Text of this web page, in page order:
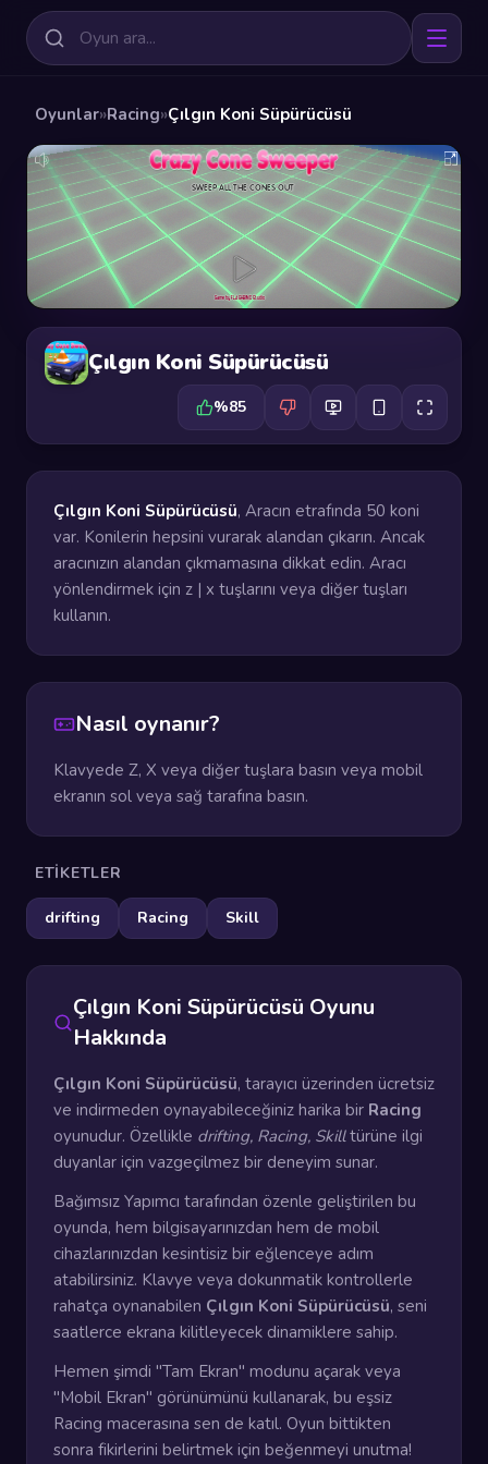
Oyunlar»Racing»Çılgın Koni Süpürücüsü
Çılgın Koni Süpürücüsü
%85
Çılgın Koni Süpürücüsü, Aracın etrafında 50 koni
var. Konilerin hepsini vurarak alandan çıkarın. Ancak
aracınızın alandan çıkmamasına dikkat edin. Aracı
yönlendirmek için z | x tuşlarını veya diğer tuşları
kullanın.
Nasıl oynanır?
Klavyede Z, X veya diğer tuşlara basın veya mobil
ekranın sol veya sağ tarafına basın.
ETIKETLER
drifting Racing Skill
Çılgın Koni Süpürücüsü Oyunu
Hakkında
Çılgın Koni Süpürücüsü, tarayıcı üzerinden ücretsiz
ve indirmeden oynayabileceğiniz harika bir Racing
oyunudur. Özellikle drifting, Racing, Skilltürüne ilgi
duyanlar için vazgeçilmez bir deneyim sunar.
Bağımsız Yapımcı tarafından özenle geliştirilen bu
oyunda, hem bilgisayarınızdan hem de mobil
cihazlarınızdan kesintisiz bir eğlenceye adım
atabilirsiniz. Klavye veya dokunmatik kontrollerle
rahatça oynanabilen Çılgın Koni Süpürücüsü, seni
saatlerce ekrana kilitleyecek dinamiklere sahip.
Hemen şimdi "Tam Ekran" modunu açarak veya
"Mobil Ekran" görünümünü kullanarak, bu eşsiz
Racing macerasına sen de katıl. Oyun bittikten
sonra fikirlerini belirtmek için beğenmeyi unutma!